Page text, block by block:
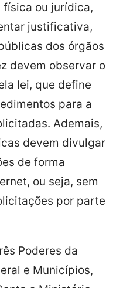
física ou jurídica,
justificativa,
dos órgãos
devem observar o
lei, que define
para a
Ademais,
devem divulgar
de forma
ou seja, sem
por parte
Poderes da
e Municípios,